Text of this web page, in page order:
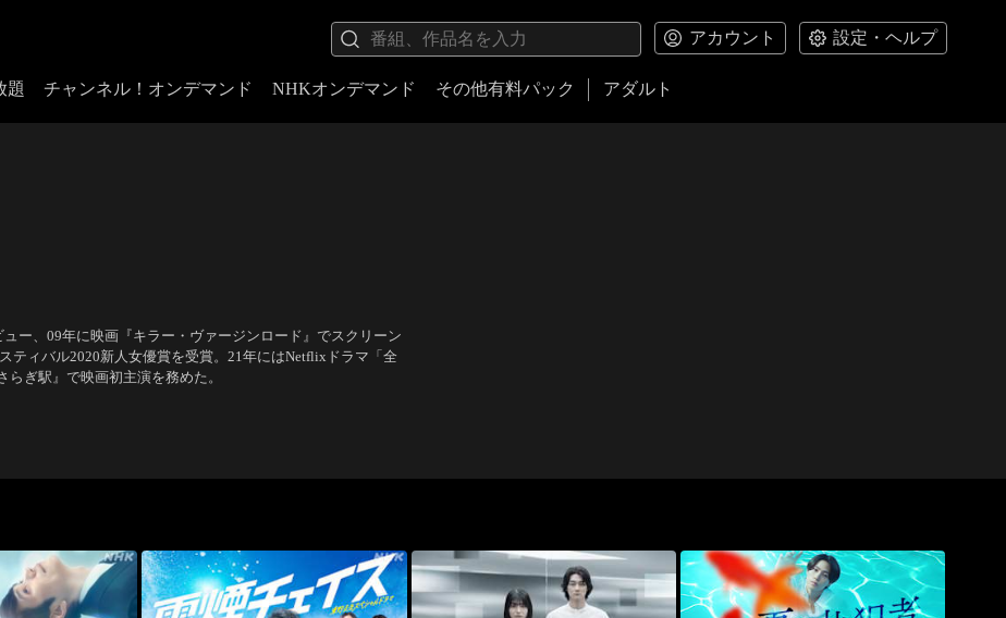
アカウント 設定・ヘルプ
題 チャンネル！オンデマンド NHKオンデマンド その他有料パック アダルト
ー、09年に映画『キラー・ヴァージンロード』でスクリーン
ティバル2020新人女優賞を受賞。21年にはNetflixドラマ「全
ぎ駅』で映画初主演を務めた。